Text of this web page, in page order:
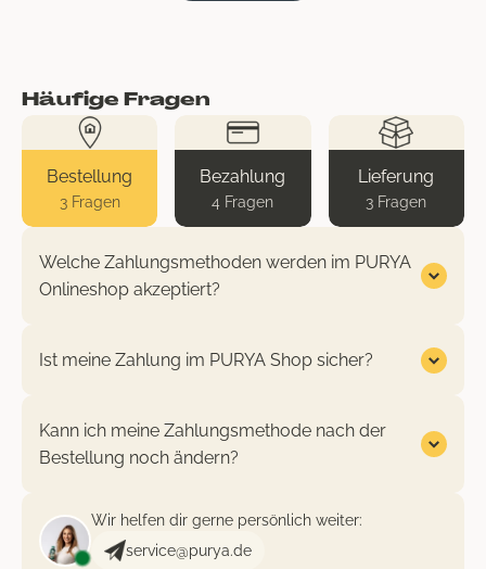
Häufige Fragen
Bestellung
3 Fragen
Bezahlung
4 Fragen
Lieferung
3 Fragen
Welche Zahlungsmethoden werden im PURYA
Onlineshop akzeptiert?
Ist meine Zahlung im PURYA Shop sicher?
Kann ich meine Zahlungsmethode nach der
Bestellung noch ändern?
Wir helfen dir gerne persönlich weiter:
service@purya.de